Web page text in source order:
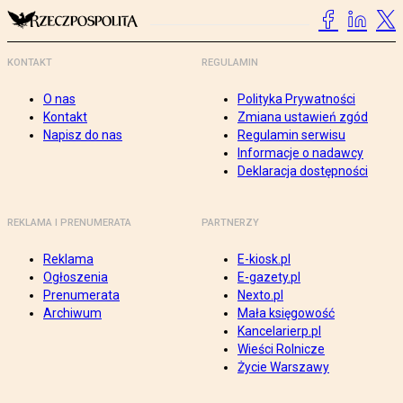
KONTAKT
O nas
Kontakt
Napisz do nas
REGULAMIN
Polityka Prywatności
Zmiana ustawień zgód
Regulamin serwisu
Informacje o nadawcy
Deklaracja dostępności
REKLAMA I PRENUMERATA
Reklama
Ogłoszenia
Prenumerata
Archiwum
PARTNERZY
E-kiosk.pl
E-gazety.pl
Nexto.pl
Mała księgowość
Kancelarierp.pl
Wieści Rolnicze
Życie Warszawy